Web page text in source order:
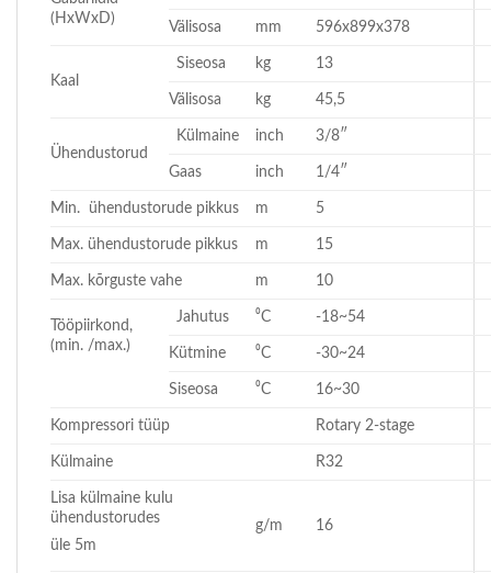
(HxWxD)
Välisosa mm 596x899x378
Kaal
Siseosa kg 13
Välisosa kg 45,5
Ühendustorud
Külmaine inch 3/8″
Gaas inch 1/4″
Min. ühendustorude pikkus m 5
Max. ühendustorude pikkus m 15
Max. kõrguste vahe m 10
Tööpiirkond,
(min. /max.)
Jahutus ⁰C -18~54
Kütmine ⁰C -30~24
Siseosa ⁰C 16~30
Kompressori tüüp Rotary 2-stage
Külmaine R32
Lisa külmaine kulu
ühendustorudes
üle 5m
g/m 16